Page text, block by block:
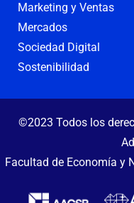
Marketing y Ventas
Mercados
Sociedad Digital
Sostenibilidad
©2023 Todos los
Facultad de Economía y